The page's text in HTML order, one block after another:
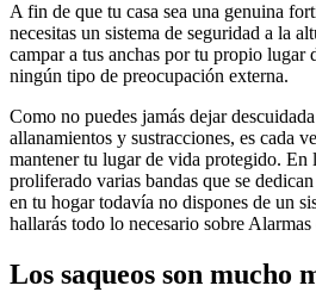
A fin de que tu casa sea una genuina
necesitas un sistema de seguridad a la
campar a tus anchas por tu propio lugar
ningún tipo de preocupación externa.
Como no puedes jamás dejar
allanamientos y sustracciones, es cada
mantener tu lugar de vida protegido. En
proliferado varias bandas que se
en tu hogar todavía no dispones de un
hallarás todo lo necesario sobre Alarmas
Los saqueos son mucho